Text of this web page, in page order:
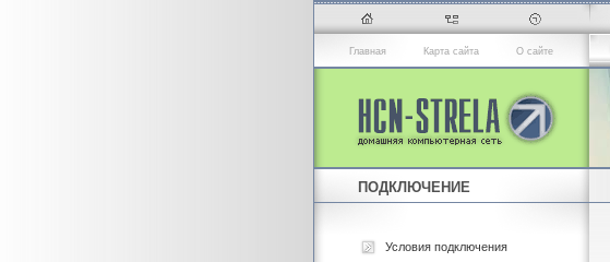
Главная Карта сайта О сайте
ПОДКЛЮЧЕНИЕ
Условия подключения